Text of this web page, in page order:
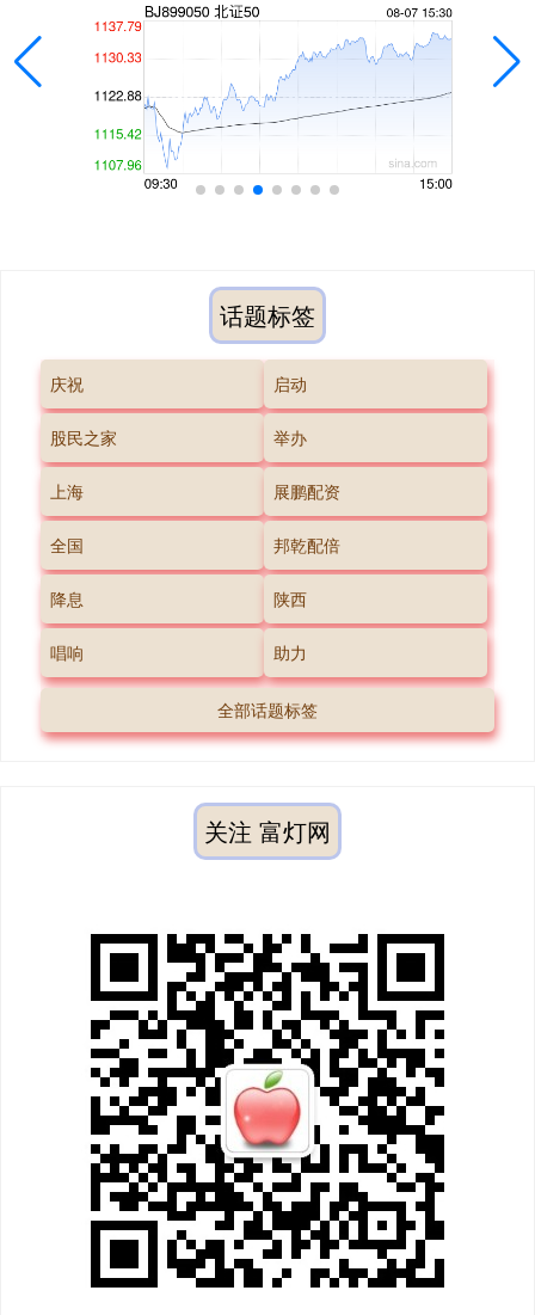
话题标签
庆祝 启动
股民之家 举办
上海 展鹏配资
全国 邦乾配倍
降息 陕西
唱响 助力
全部话题标签
关注 富灯网